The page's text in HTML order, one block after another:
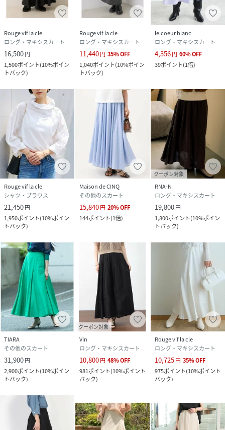
性別タイプ レディース
素材 コットン100%
サイズ
クリーニング
品番
SA2034_31530370000
31530370000-82-3B SA2034)
Rouge vif la cle
ロング・マキシスカート
16,500円
1,500ポイント(10%ポイン
トバック)
Rouge vif la cle
ロング・マキシスカート
11,440円 35%OFF
1,040ポイント(10%ポイン
トバック)
le.coeur blanc
ロング・マキシスカート
4,356円 60%OFF
39ポイント(1倍)
Rouge vif la cle
シャツ・ブラウス
21,450円
1,950ポイント(10%ポイン
トバック)
Maison de CINQ
その他のスカート
15,840円 20%OFF
144ポイント(1倍)
クーポン対象
RNA-N
ロング・マキシスカート
19,800円
1,800ポイント(10%ポイン
トバック)
TIARA
その他のスカート
31,900円
2,900ポイント(10%ポイン
トバック)
クーポン対象
Vin
ロング・マキシスカート
10,800円 48%OFF
981ポイント(10%ポイント
バック)
Rouge vif la cle
ロング・マキシスカート
10,725円 35%OFF
975ポイント(10%ポイント
バック)